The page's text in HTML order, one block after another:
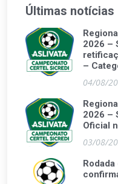
Últimas notícias
2026 –
–
04/08/
2026 –
Oficial
03/08/